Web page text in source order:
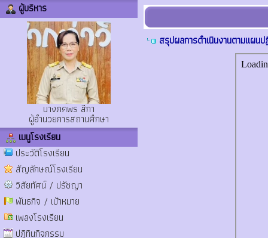
ผู้บริหาร
นางภคพร สีกา
ผู้อำนวยการสถานศึกษา
เมนูโรงเรียน
ประวัติโรงเรียน
สัญลักษณ์โรงเรียน
วิสัยทัศน์ / ปรัชญา
พันธกิจ / เป้าหมาย
เพลงโรงเรียน
ปฏิทินกิจกรรม
สรุปผลการดำเนินงานตามแผ